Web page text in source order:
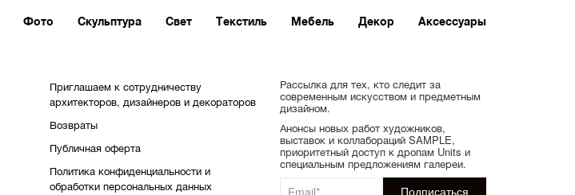
Фото Скульптура Свет Текстиль Мебель Декор Аксессуары
Приглашаем к сотрудничеству
архитекторов, дизайнеров и декораторов
Возвраты
Публичная оферта
Политика конфиденциальности и
обработки персональных данных
Рассылка для тех, кто следит за
современным искусством и предметным
дизайном.
Анонсы новых работ художников,
выставок и коллабораций SAMPLE,
приоритетный доступ к дропам Units и
специальным предложениям галереи.